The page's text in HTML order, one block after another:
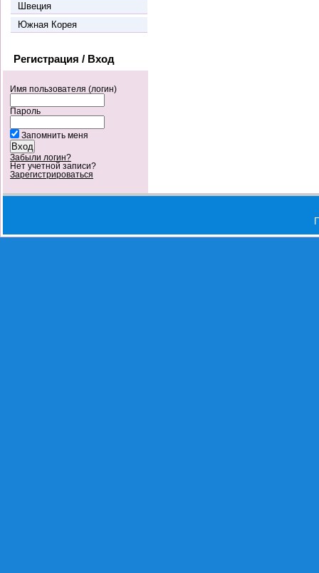
Швеция
Южная Корея
Регистрация / Вход
Имя пользователя (логин)
Пароль
Запомнить меня
Забыли логин?
Нет учетной записи?
Зарегистрироваться